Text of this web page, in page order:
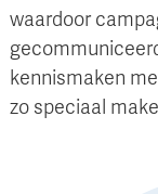
waardoor
kennismaken
zo speciaal